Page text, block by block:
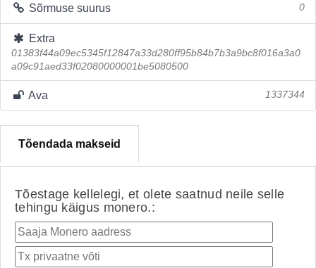
Sõrmuse suurus 0
Extra
01383f44a09ec5345f12847a33d280ff95b84b7b3a9bc8f016a3a0
a09c91aed33f02080000001be5080500
Ava 1337344
Tõendada makseid
Tõestage kellelegi, et olete saatnud neile selle
tehingu käigus monero.: